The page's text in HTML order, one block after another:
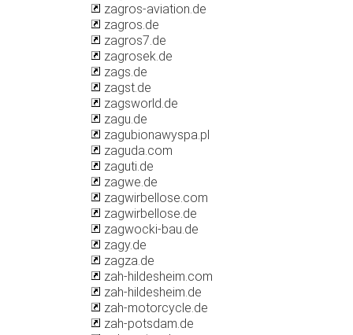
zagros-aviation.de
zagros.de
zagros7.de
zagrosek.de
zags.de
zagst.de
zagsworld.de
zagu.de
zagubionawyspa.pl
zaguda.com
zaguti.de
zagwe.de
zagwirbellose.com
zagwirbellose.de
zagwocki-bau.de
zagy.de
zagza.de
zah-hildesheim.com
zah-hildesheim.de
zah-motorcycle.de
zah-potsdam.de